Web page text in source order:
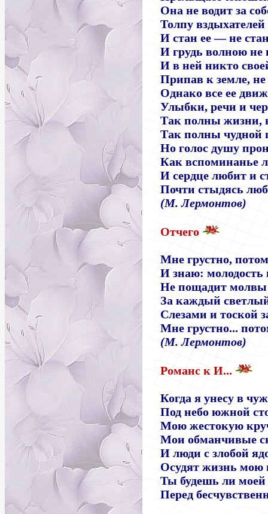
Она не водит за
Толпу
И стан ее — не
И грудь волною не
И в ней никто
Припав к земле, не
Однако все ее
Улыбки, речи и
Так полны жизни,
Так полны чудной
Но голос душу
Как вспоминанье
И сердце любит и
Почти стыдясь
(М. Лермонтов)
Отчего
Мне грустно,
И знаю:
Не пощадит молвы
За каждый
Слезами и тоской
Мне грустно...
(М. Лермонтов)
Романс к И...
Когда я унесу в
Под небо южной
Мою жестокую
Мои обманчивые
И люди с злобой
Осудят жизнь мою
Ты будешь ли
Перед